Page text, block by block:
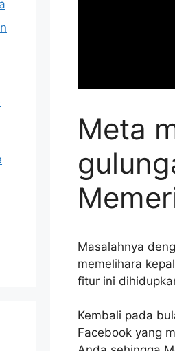
Meta
Masalahnya
memelihara
fitur ini
Kembali pada
Facebook yang